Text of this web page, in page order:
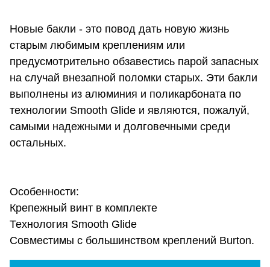
Новые бакли - это повод дать новую жизнь
старым любимым креплениям или
предусмотрительно обзавестись парой запасных
на случай внезапной поломки старых. Эти бакли
выполнены из алюминия и поликарбоната по
технологии Smooth Glide и являются, пожалуй,
самыми надежными и долговечными среди
остальных.
Особенности:
Крепежный винт в комплекте
Технология Smooth Glide
Совместимы с большинством креплений Burton.